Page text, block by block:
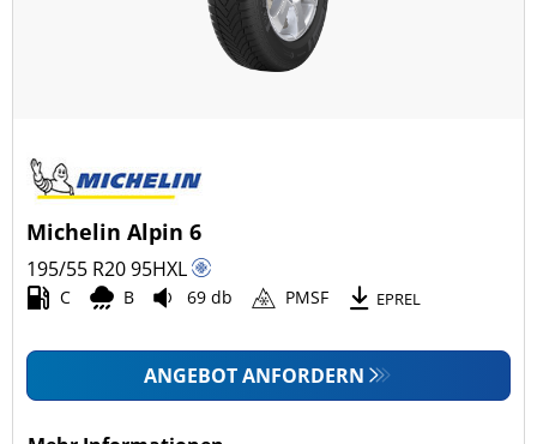
Michelin Alpin 6
195/55 R2095HXL
C B 69 db PMSF EPREL
ANGEBOT ANFORDERN